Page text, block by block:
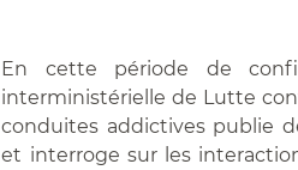
En cette période de
interministérielle de Lutte
conduites addictives publie
et interroge sur les